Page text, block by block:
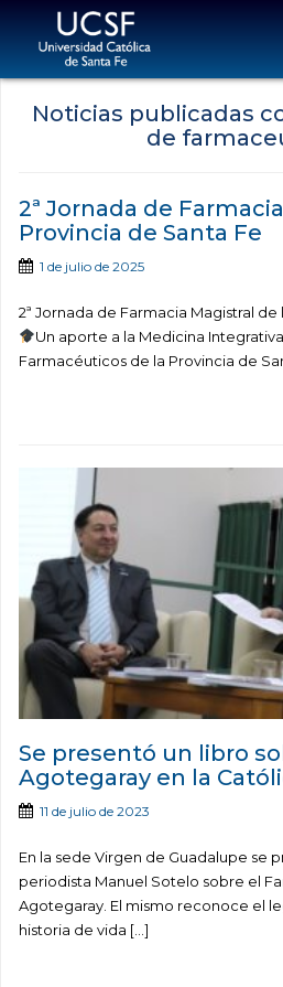
Noticias publicadas
de
2ª Jornada de
Provincia de Santa Fe
1 de julio de 2025
2ª Jornada de Farmacia Magistral
Un aporte a la Medicina Integrativa
Farmacéuticos de la Provincia de
Se presentó un libro
Agotegaray en la
11 de julio de 2023
En la sede Virgen de Guadalupe se
periodista Manuel Sotelo sobre el
Agotegaray. El mismo reconoce el
historia de vida […]